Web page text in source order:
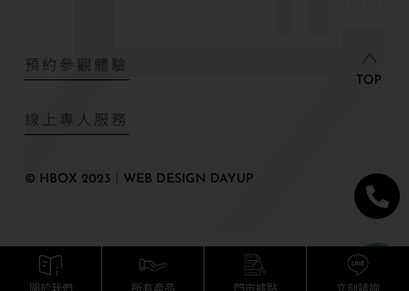
預約參觀體驗
線上專人服務
© HBOX 2023｜WEB DESIGN DAYUP